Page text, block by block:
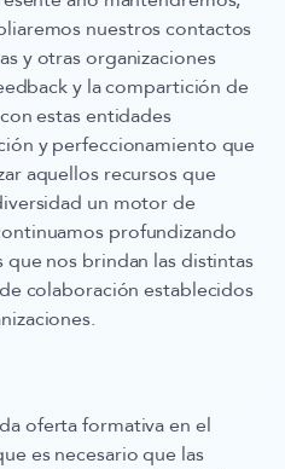
nuestros contactos
y otras organizaciones
y la compartición de
estas entidades
y perfeccionamiento que
aquellos recursos que
un motor de
profundizando
nos brindan las distintas
colaboración establecidos
oferta formativaen el
es necesario que las